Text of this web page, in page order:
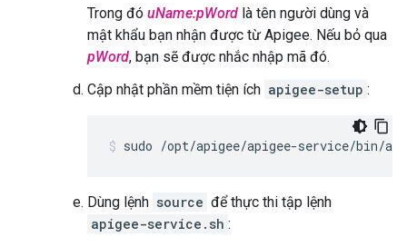
Trong đó uName:pWord là tên người dùng và
mật khẩu bạn nhận được từ Apigee. Nếu bỏ qua
pWord, bạn sẽ được nhắc nhập mã đó.
Cập nhật phần mềm tiện ích apigee-setup :
sudo /opt/apigee/apigee-service/bin/
Dùng lệnh source để thực thi tập lệnh
apigee-service.sh :